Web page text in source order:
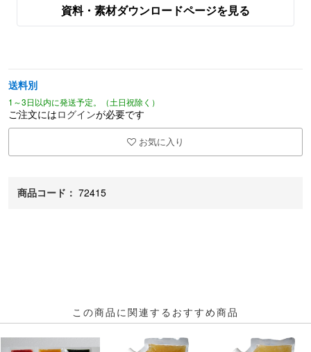
資料・素材ダウンロードページを見る
送料別
1～3日以内に発送予定。（土日祝除く）
ご注文にはログインが必要です
お気に入り
商品コード： 72415
この商品に関連するおすすめ商品